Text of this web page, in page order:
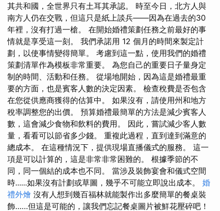
其共和國，全世界只有土耳其承認。 時至今日，北方人與
南方人仍在交戰，但這只是紙上談兵——因為在過去的30
年裡，沒有打過一槍。 在開始婚禮策劃任務之前最好的事
情就是享受這一刻。 我們承諾用 12 個月的時間來製定計
劃，以使事情變得簡單。 考慮到這一點，使用我們的婚禮
策劃清單作為模板非常重要。 為您自己的重要日子量身定
制的時間、活動和任務。 從場地開始，因為這是婚禮最重
要的方面，也是賓客人數的決定因素。 檢查稅費是否包含
在您從供應商獲得的估算中。 如果沒有，請使用州和地方
稅率調整您的出價。 預算婚禮最簡單的方法是減少賓客人
數，這會減少食物和飲料的費用。 因此，嘗試減少客人數
量，看看可以節省多少錢。 重複此過程，直到達到滿意的
總成本。 在這種情況下，提供現場直播儀式的服務。 這一
項是可以計算的，這是非常非常困難的。 根據季節的不
同，同一個結的成本也不同。 當涉及裝飾宴會和儀式空間
時......如果沒有計劃或草圖，幾乎不可能立即說出成本。 婚
禮外燴 沒有人想到幾百福林就能製作出多麼簡單的餐桌裝
飾……但這是可能的，讓我們忘記餐桌圖片被鮮花壓碎吧！